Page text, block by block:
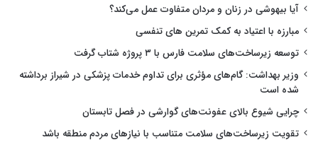
آیا بیهوشی در زنان و مردان متفاوت عمل می‌کند؟
مبارزه با اعتیاد به کمک تمرین های تنفسی
توسعه زیرساخت‌های سلامت فارس با ۳ پروژه شتاب گرفت
وزیر بهداشت: گام‌های مؤثری برای تداوم خدمات پزشکی در شیراز برداشته
شده است
چرایی شیوع بالای عفونت‌های گوارشی در فصل تابستان
تقویت زیرساخت‌های سلامت متناسب با نیازهای مردم منطقه باشد